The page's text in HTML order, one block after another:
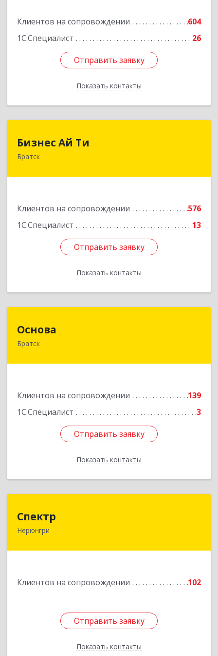
Клиентов на сопровождении
604
1С:Специалист
26
Отправить заявку
Показать контакты
Отправить заявку
Назад
Бизнес Ай Ти
Братск
Клиентов на сопровождении
576
1С:Специалист
13
Отправить заявку
Показать контакты
665717, Иркутская обл, Братск г, Центральный
Отправить заявку
Назад
Основа
Братск
Клиентов на сопровождении
139
1С:Специалист
3
Отправить заявку
Показать контакты
Отправить заявку
Назад
Спектр
Нерюнгри
Клиентов на сопровождении 102
Отправить заявку
Показать контакты
678960, Саха /Якутия/ Респ, Нерюнгринский р-н,
Подробнее
Отправить заявку
Назад